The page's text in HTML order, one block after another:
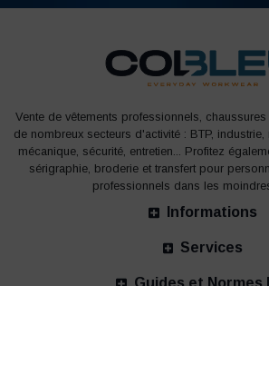
Vente de vêtements professionnels,
de nombreux secteurs d'activité : BTP, industrie,
mécanique, sécurité, entretien... Profitez
sérigraphie, broderie et transfert pour
professionnels dans les
Informations
Services
Guides et Normes